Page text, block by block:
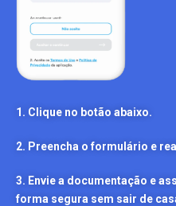
1. Clique no botão abaixo.
2. Preencha o formulário e
3. Envie a documentação e
forma segura sem sair de